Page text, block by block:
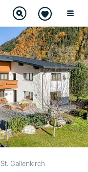
St. Gallenkirch